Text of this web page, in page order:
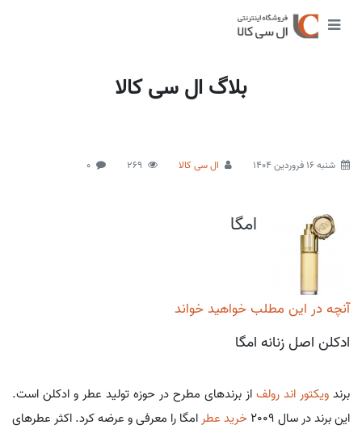
بلاگ ال سی کالا
شنبه 16 فروردین 1404 ال سی کالا 269
0
امگا
آنچه در این مطلب خواهید خواند
ادکلن اصل زنانه امگا
برند ویکتور اند رولف از برندهای مطرح در حوزه تولید عطر و ادکلن است.
این برند در سال 2009
خرید عطر امگا را معرفی و عرضه کرد. اکثر عطرهای